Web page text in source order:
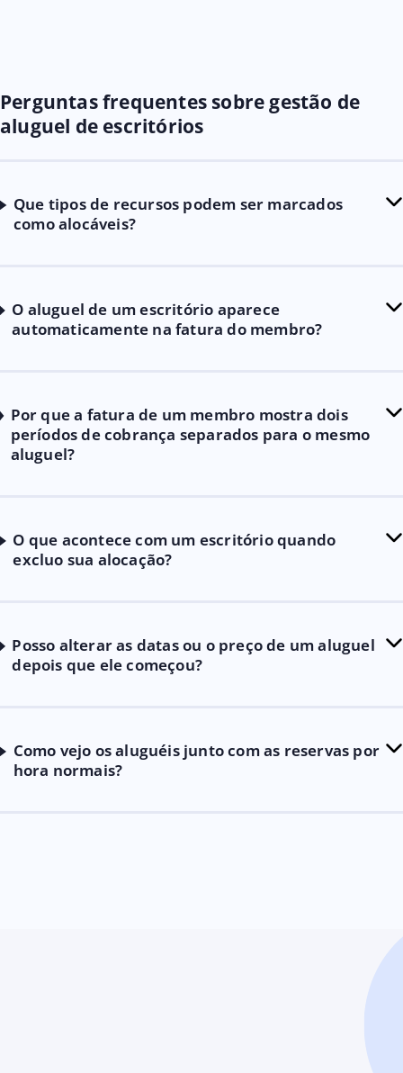
Perguntas frequentes sobre gestão de
aluguel de escritórios
Que tipos de recursos podem ser marcados
como alocáveis?
O aluguel de um escritório aparece
automaticamente na fatura do membro?
Por que a fatura de um membro mostra dois
períodos de cobrança separados para o mesmo
aluguel?
O que acontece com um escritório quando
excluo sua alocação?
Posso alterar as datas ou o preço de um aluguel
depois que ele começou?
Como vejo os aluguéis junto com as reservas por
hora normais?